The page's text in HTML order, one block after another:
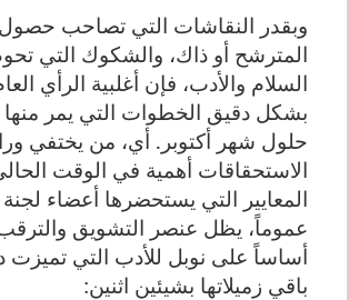
وبقدر النقاشات التي تصاحب
المترشح أو ذاك، والشكوك التي
السلام والأدب، فإن أغلبية الرأي
بشكل دقيق الخطوات التي يمر
حلول شهر أكتوبر. أي، من يختفي
الاستحقاقات أهمية في الوقت
المعايير التي يستحضرها أعضاء
عموماً، يظل عنصر التشويق
أساساً على نوبل للأدب التي تميزت
باقي زميلاتها بشيئين اثنين: